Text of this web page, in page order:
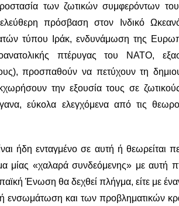
των ζωτικών συμφερόντων
πρόσβαση στον Ινδικό
τύπου Ιράκ, ενδυνάμωση της
πτέρυγας του ΝΑΤΟ,
προσπαθούν να πετύχουν τη
την εξουσία τους σε
εύκολα ελεγχόμενα από τις
ενταγμένο σε αυτή ή θεωρείται
μίας «χαλαρά συνδεόμενης» με αυτή
Ένωση θα δεχθεί πλήγμα, είτε με
ενσωμάτωση και των προβληματικών